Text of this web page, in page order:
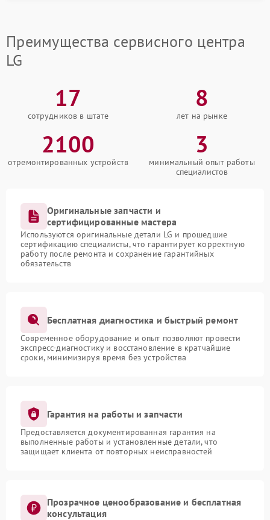
Преимущества сервисного центра
LG
17
сотрудников в штате
8
лет на рынке
2100
отремонтированных устройств
3
минимальный опыт работы
специалистов
Оригинальные запчасти и
сертифицированные мастера
Используются оригинальные детали LG и прошедшие
сертификацию специалисты, что гарантирует корректную
работу после ремонта и сохранение гарантийных
обязательств
Бесплатная диагностика и быстрый ремонт
Современное оборудование и опыт позволяют провести
экспресс-диагностику и восстановление в кратчайшие
сроки, минимизируя время без устройства
Гарантия на работы и запчасти
Предоставляется документированная гарантия на
выполненные работы и установленные детали, что
защищает клиента от повторных неисправностей
Прозрачное ценообразование и бесплатная
консультация